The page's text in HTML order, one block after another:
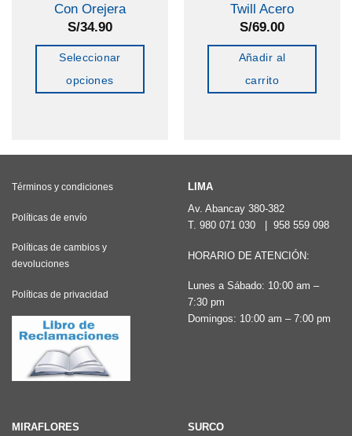
Con Orejera
S/34.90
Seleccionar
opciones
variantes.
se
elegir
en
la
página
de
Twill Acero
S/69.00
Añadir al
carrito
Términos y condiciones
Políticas de envío
Políticas de cambios y
devoluciones
Políticas de privacidad
LIMA
Av. Abancay 380-382
T. 980 071 030 958 559 098
HORARIO DE ATENCIÓN:
Lunes a Sábado: 10:00 am –
7:30 pm
Domingos: 10:00 am – 7:00 pm
MIRAFLORES SURCO